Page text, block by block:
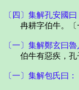
〔四〕集解孔安國
冉耕字伯牛。〔
〔一〕集解鄭玄曰
伯牛有惡疾，孔子
〔一〕集解包氏曰